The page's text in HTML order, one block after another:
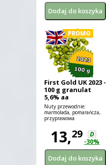
First Gold UK 2023 -
100 g granulat
5,6% aa
Nuty przewodnie:
marmolada, pomarańcza,
przyprawowa
13,29
D
-30%